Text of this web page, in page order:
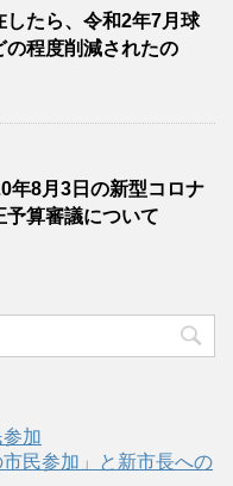
したら、令和2年7月球
の程度削減されたの
年8月3日の新型コロナ
予算審議について
加
民参加」と新市長への